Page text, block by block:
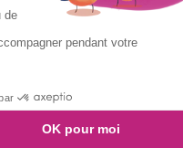
75 ans
Contacter